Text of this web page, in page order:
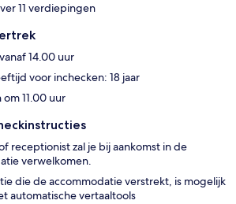
11 verdiepingen
14.00 uur
voor inchecken: 18 jaar
11.00 uur
receptionist zal je bij aankomst in de
verwelkomen.
die de accommodatie verstrekt, is mogelijk
automatische vertaaltools